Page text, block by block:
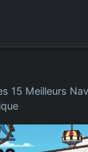
15 Meilleurs